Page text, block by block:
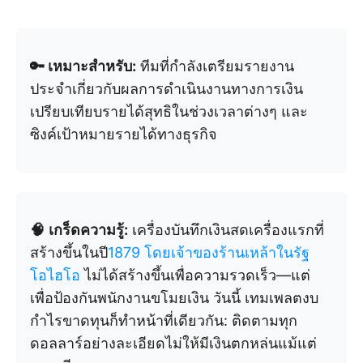
🔑 เหมาะสำหรับ: ทีมที่กำลังเตรียมรายงาน
ประจำเกี่ยวกับผลการดำเนินงานทางการเงิน
เปรียบเทียบรายได้สุทธิในช่วงเวลาต่างๆ และ
ซิงค์เป้าหมายรายได้ทางธุรกิจ
🧠 เกร็ดความรู้: เครื่องบันทึกเงินสดเครื่องแรกที่
สร้างขึ้นในปี1879 โดยเจ้าของร้านเหล้าในรัฐ
โอไฮโอ ไม่ได้สร้างขึ้นเพื่อความรวดเร็ว—แต่
เพื่อป้องกันพนักงานขโมยเงิน วันนี้ เทมเพลตงบ
กำไรขาดทุนก็ทำหน้าที่เดียวกัน: ติดตามทุก
ดอลลาร์อย่างละเอียดไม่ให้มีเงินตกหล่นแม้แต่